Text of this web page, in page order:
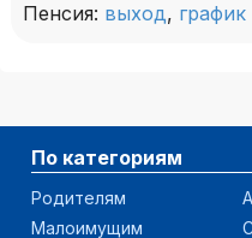
Пенсия: выход,
По категориям
Родителям
Малоимущим